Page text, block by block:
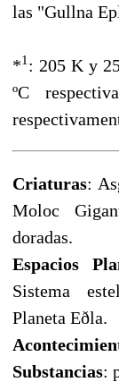
las "Gullna
*1: 205 K y
ºC
Criaturas:
Moloc
doradas.
Espacios
Sistema
Planeta Eðla.
Substancias: